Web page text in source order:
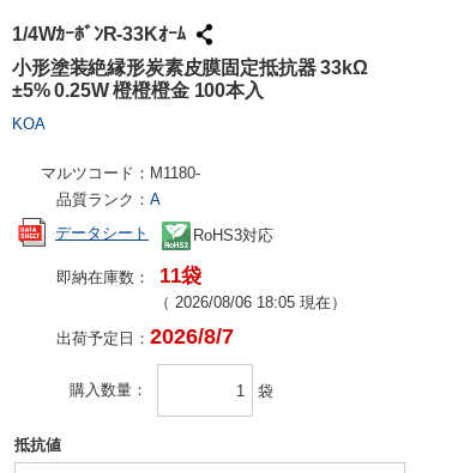
1/4WｶｰﾎﾞﾝR-33Kｵｰﾑ
小形塗装絶縁形炭素皮膜固定抵抗器 33kΩ
±5% 0.25W 橙橙橙金 100本入
KOA
マルツコード： M1180-
品質ランク： A
データシート
RoHS3対応
即納在庫数： 11袋
（ 2026/08/06 18:05 現在）
出荷予定日： 2026/8/7
購入数量 袋
抵抗値